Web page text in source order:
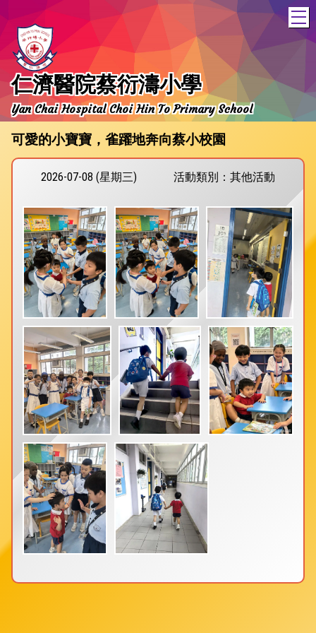
仁濟醫院蔡衍濤小學
Yan Chai Hospital Choi Hin To Primary School
可愛的小寶寶，雀躍地奔向蔡小校園
2026-07-08 (星期三) 活動類別：其他活動